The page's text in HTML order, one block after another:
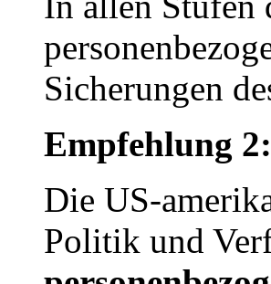
Sicherungen
Empfehlung 2:
Die US-
Politik und